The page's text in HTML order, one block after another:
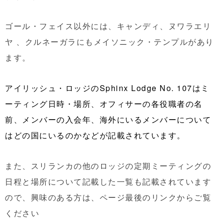
ゴール・フェイス以外には、キャンディ、ヌワラエリ
ヤ 、クルネーガラにもメイソニック・テンプルがあり
ます。
アイリッシュ・ロッジのSphinx Lodge No. 107はミ
ーティング日時・場所、オフィサーの各役職者の名
前、メンバーの入会年、海外にいるメンバーについて
はどの国にいるのかなどが記載されています。
また、スリランカの他のロッジの定期ミーティングの
日程と場所について記載した一覧も記載されています
ので、興味のある方は、ページ最後のリンクからご覧
ください